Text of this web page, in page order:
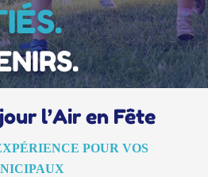
l’Air en Fête
POUR VOS